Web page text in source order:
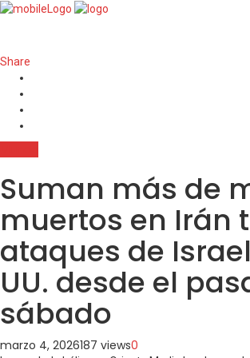
Share
Suman más de
muertos en Irán
ataques de Israel
UU. desde el
sábado
marzo 4, 2026187 views0